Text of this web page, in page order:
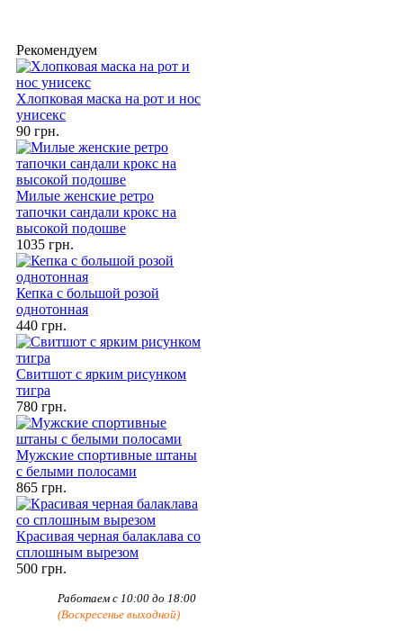
Рекомендуем
Хлопковая маска на рот и нос
унисекс
90 грн.
Милые женские ретро
тапочки сандали крокс на
высокой подошве
1035 грн.
Кепка с большой розой
однотонная
440 грн.
Свитшот с ярким рисунком
тигра
780 грн.
Мужские спортивные штаны
с белыми полосами
865 грн.
Красивая черная балаклава со
сплошным вырезом
500 грн.
Работаем с 10:00 до 18:00
(Воскресенье выходной)